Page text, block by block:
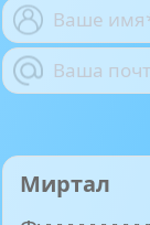
Миртал